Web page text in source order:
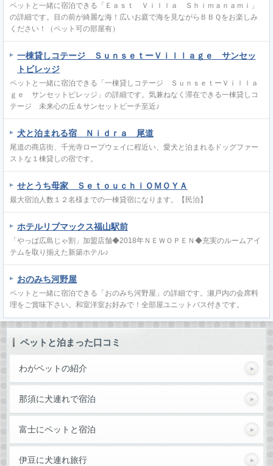
ペットと一緒に宿泊できる「Ｅａｓｔ Ｖｉｌｌａ Ｓｈｉｍａｎａｍｉ」
の詳細です。目の前が綺麗な海！広いお庭で海を見ながらＢＢＱをお楽しみ
ください！（ペット可の部屋有）
一棟貸しコテージ ＳｕｎｓｅｔーＶｉｌｌａｇｅ サンセッ
トビレッジ
ペットと一緒に宿泊できる「一棟貸しコテージ ＳｕｎｓｅｔーＶｉｌｌａ
ｇｅ サンセットビレッジ」の詳細です。気兼ねなく滞在できる一棟貸しコ
テージ 未来心の丘＆サンセットビーチ至近♪
犬と泊まれる宿 Ｎｉｄｒａ 尾道
尾道の商店街、千光寺ロープウェイに程近い、愛犬と泊まれるドッグファー
ストな１棟貸しの宿です。
せとうち母家 ＳｅｔｏｕｃｈｉＯＭＯＹＡ
最大宿泊人数１２名様までの一棟貸宿になります。【民泊】
ホテルリブマックス福山駅前
「やっぱ広島じゃ割」加盟店舗◆2018年ＮＥＷＯＰＥＮ◆充実のルームアイ
テムを取り揃えた新築ホテル♪
おのみち河野屋
ペットと一緒に宿泊できる「おのみち河野屋」の詳細です。瀬戸内の会席料
理をご賞味下さい。和室洋室お好みで！全部屋ユニットバス付きです。
ペットと泊まった口コミ
わがペットの紹介
那須に犬連れで宿泊
富士にペットと宿泊
伊豆に犬連れ旅行